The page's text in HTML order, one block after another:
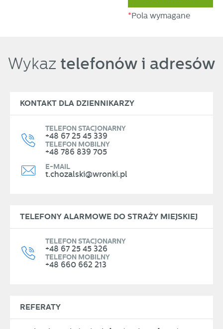
*Pola wymagane
Wykaz telefonów i adresów
KONTAKT DLA DZIENNIKARZY
TELEFON STACJONARNY
+48 67 25 45 339
TELEFON MOBILNY
+48 786 839 705
E-MAIL
t.chozalski@wronki.pl
TELEFONY ALARMOWE DO STRAŻY MIEJSKIEJ
TELEFON STACJONARNY
+48 67 25 45 326
TELEFON MOBILNY
+48 660 662 213
REFERATY